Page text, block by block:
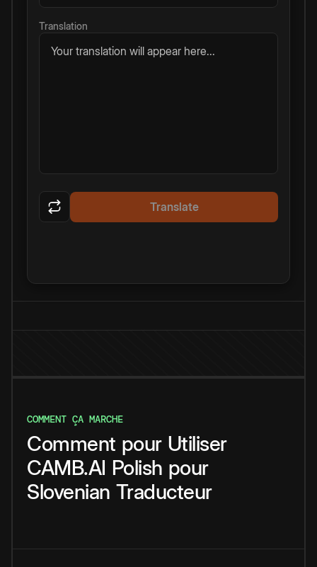
Translation
Your translation will appear here...
Translate
COMMENT ÇA MARCHE
Comment pour Utiliser
CAMB.AI Polish pour
Slovenian Traducteur